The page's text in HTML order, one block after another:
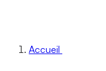
Accueil